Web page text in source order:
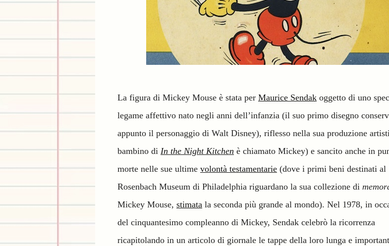
La figura di Mickey Mouse è stata per Maurice Sendak oggetto di uno
legame affettivo nato negli anni dell’infanzia (il suo primo disegno
appunto il personaggio di Walt Disney), riflesso nella sua produzione
bambino di In the Night Kitchen è chiamato Mickey) e sancito anche in
morte nelle sue ultime volontà testamentarie (dove i primi beni destinati al
Rosenbach Museum di Philadelphia riguardano la sua collezione di
Mickey Mouse, stimata la seconda più grande al mondo). Nel 1978, in
del cinquantesimo compleanno di Mickey, Sendak celebrò la ricorrenza
ricapitolando in un articolo di giornale le tappe della loro lunga e